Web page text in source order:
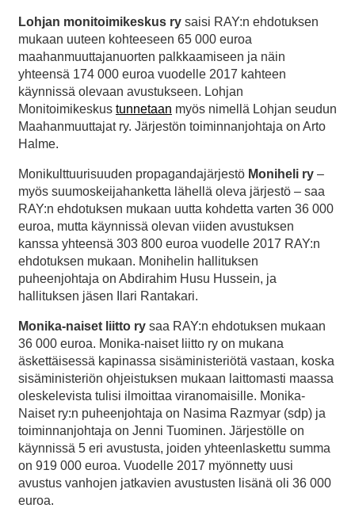
Lohjan monitoimikeskus ry saisi RAY:n ehdotuksen
mukaan uuteen kohteeseen 65 000 euroa
maahanmuuttajanuorten palkkaamiseen ja näin
yhteensä 174 000 euroa vuodelle 2017 kahteen
käynnissä olevaan avustukseen. Lohjan
Monitoimikeskus tunnetaan myös nimellä Lohjan seudun
Maahanmuuttajat ry. Järjestön toiminnanjohtaja on Arto
Halme.
Monikulttuurisuuden propagandajärjestö Moniheli ry –
myös suumoskeijahanketta lähellä oleva järjestö – saa
RAY:n ehdotuksen mukaan uutta kohdetta varten 36 000
euroa, mutta käynnissä olevan viiden avustuksen
kanssa yhteensä 303 800 euroa vuodelle 2017 RAY:n
ehdotuksen mukaan. Monihelin hallituksen
puheenjohtaja on Abdirahim Husu Hussein, ja
hallituksen jäsen Ilari Rantakari.
Monika-naiset liitto ry saa RAY:n ehdotuksen mukaan
36 000 euroa. Monika-naiset liitto ry on mukana
äskettäisessä kapinassa sisäministeriötä vastaan, koska
sisäministeriön ohjeistuksen mukaan laittomasti maassa
oleskelevista tulisi ilmoittaa viranomaisille. Monika-
Naiset ry:n puheenjohtaja on Nasima Razmyar (sdp) ja
toiminnanjohtaja on Jenni Tuominen. Järjestölle on
käynnissä 5 eri avustusta, joiden yhteenlaskettu summa
on 919 000 euroa. Vuodelle 2017 myönnetty uusi
avustus vanhojen jatkavien avustusten lisänä oli 36 000
euroa.